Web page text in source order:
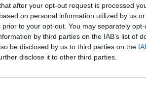
after your opt-out request is processed
on personal information utilized by us
to your opt-out. You may separately
by third parties on the IAB’s list of
be disclosed by us to third parties on the
disclose it to other third parties.
Themen starten möchtest,